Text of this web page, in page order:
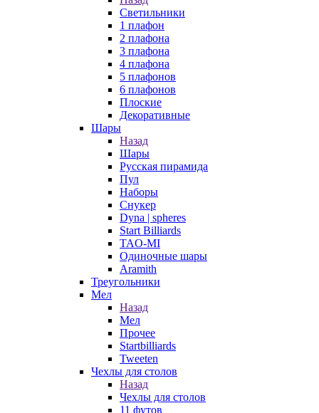
Светильники
1 плафон
2 плафона
3 плафона
4 плафона
5 плафонов
6 плафонов
Плоские
Декоративные
Шары
Назад
Шары
Русская пирамида
Пул
Наборы
Снукер
Dyna | spheres
Start Billiards
TAO-MI
Одиночные шары
Aramith
Треугольники
Мел
Назад
Мел
Прочее
Startbilliards
Tweeten
Чехлы для столов
Назад
Чехлы для столов
11 футов